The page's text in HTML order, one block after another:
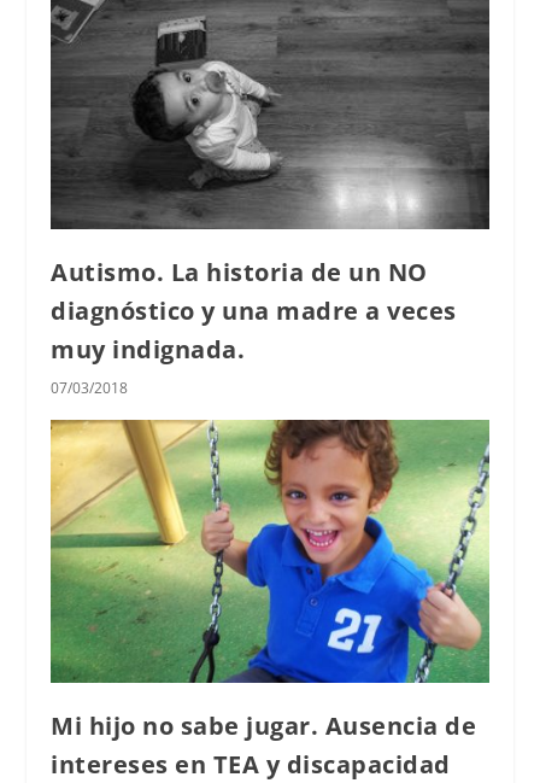
Autismo. La historia de un NO
diagnóstico y una madre a veces
muy indignada.
07/03/2018
Mi hijo no sabe jugar. Ausencia de
intereses en TEA y discapacidad